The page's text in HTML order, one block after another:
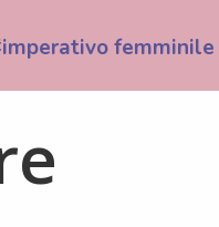
femminile